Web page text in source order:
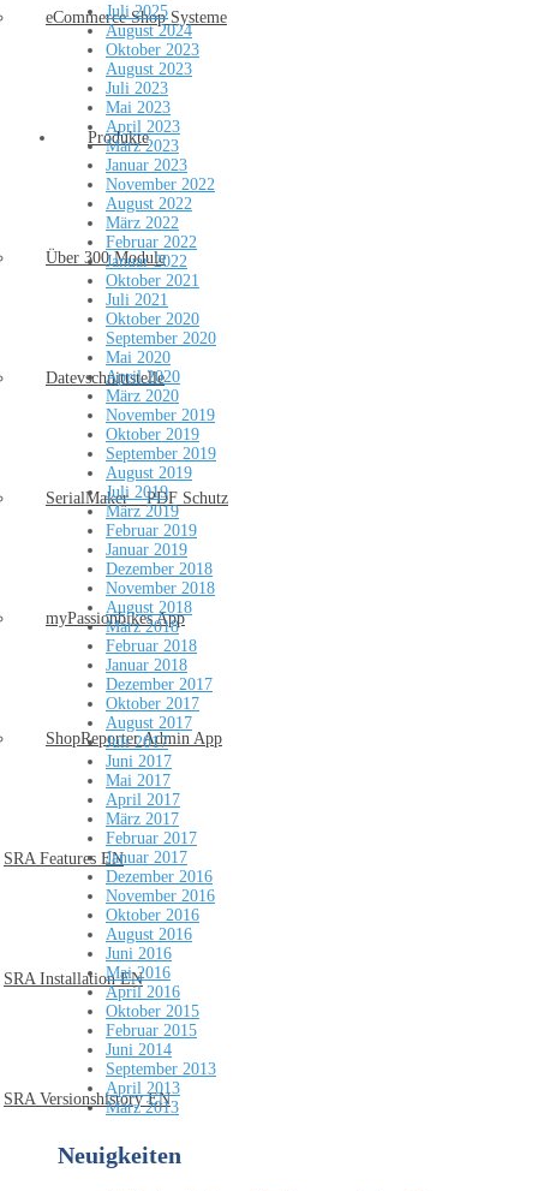
eCommerce Shop Systeme
Produkte
Über 300 Module
Datevschnittstelle
SerialMaker – PDF Schutz
myPassionbikes App
ShopReporter Admin App
SRA Features EN
SRA Installation EN
SRA Versionshistory EN
Juli 2025
August 2024
Oktober 2023
August 2023
Juli 2023
Mai 2023
April 2023
März 2023
Januar 2023
November 2022
August 2022
März 2022
Februar 2022
Januar 2022
Oktober 2021
Juli 2021
Oktober 2020
September 2020
Mai 2020
April 2020
März 2020
November 2019
Oktober 2019
September 2019
August 2019
Juli 2019
März 2019
Februar 2019
Januar 2019
Dezember 2018
November 2018
August 2018
März 2018
Februar 2018
Januar 2018
Dezember 2017
Oktober 2017
August 2017
Juli 2017
Juni 2017
Mai 2017
April 2017
März 2017
Februar 2017
Januar 2017
Dezember 2016
November 2016
Oktober 2016
August 2016
Juni 2016
Mai 2016
April 2016
Oktober 2015
Februar 2015
Juni 2014
September 2013
April 2013
März 2013
Neuigkeiten